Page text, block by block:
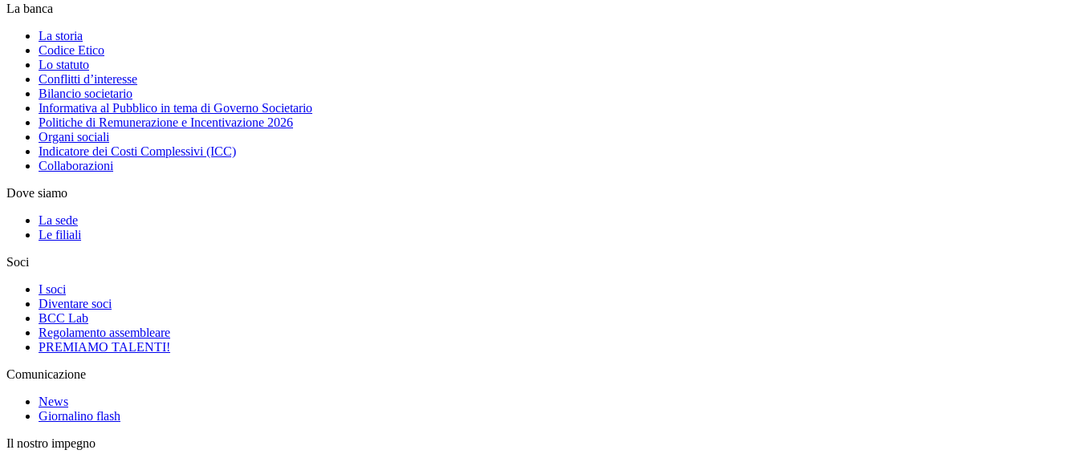
La banca
La storia
Codice Etico
Lo statuto
Conflitti d’interesse
Bilancio societario
Informativa al Pubblico in tema di Governo Societario
Politiche di Remunerazione e Incentivazione 2026
Organi sociali
Indicatore dei Costi Complessivi (ICC)
Collaborazioni
Dove siamo
La sede
Le filiali
Soci
I soci
Diventare soci
BCC Lab
Regolamento assembleare
PREMIAMO TALENTI!
Comunicazione
News
Giornalino flash
Il nostro impegno